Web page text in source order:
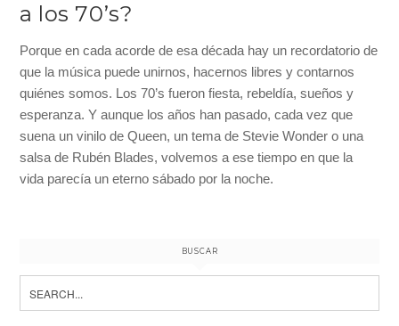
a los 70’s?
Porque en cada acorde de esa década hay un recordatorio de
que la música puede unirnos, hacernos libres y contarnos
quiénes somos. Los 70’s fueron fiesta, rebeldía, sueños y
esperanza. Y aunque los años han pasado, cada vez que
suena un vinilo de Queen, un tema de Stevie Wonder o una
salsa de Rubén Blades, volvemos a ese tiempo en que la
vida parecía un eterno sábado por la noche.
BUSCAR